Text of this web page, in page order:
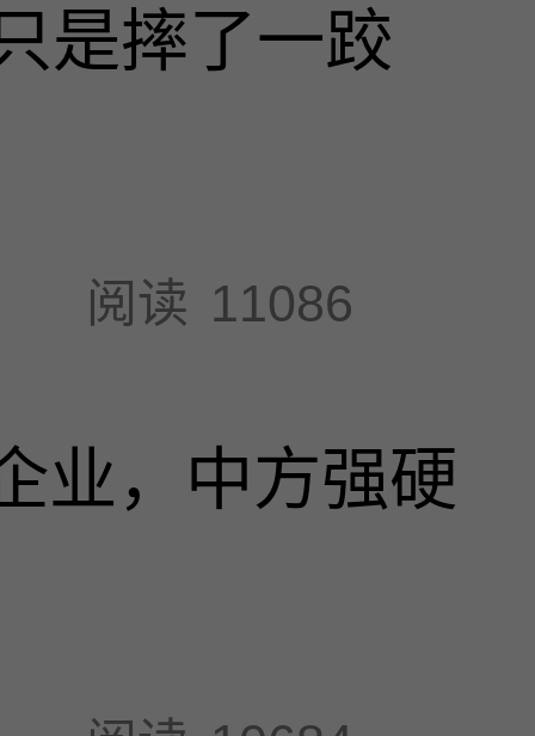
是摔了一跤
阅读 11086
业，中方强硬